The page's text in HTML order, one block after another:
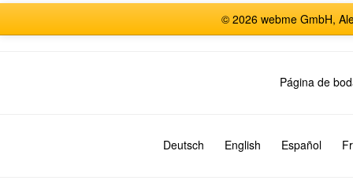
© 2026 webme GmbH,
Página de
Deutsch English Español